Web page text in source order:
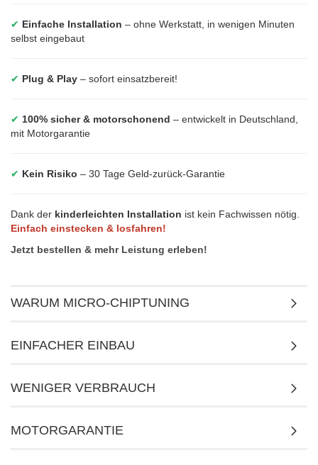
✔ Einfache Installation – ohne Werkstatt, in wenigen Minuten
selbst eingebaut
✔ Plug & Play – sofort einsatzbereit!
✔ 100% sicher & motorschonend – entwickelt in Deutschland,
mit Motorgarantie
✔ Kein Risiko – 30 Tage Geld-zurück-Garantie
Dank der kinderleichten Installation ist kein Fachwissen nötig.
Einfach einstecken & losfahren!
Jetzt bestellen & mehr Leistung erleben!
WARUM MICRO-CHIPTUNING
EINFACHER EINBAU
WENIGER VERBRAUCH
MOTORGARANTIE